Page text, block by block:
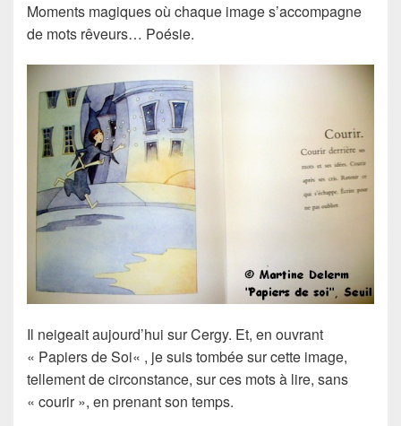
Moments magiques où chaque image s’accompagne
de mots rêveurs… Poésie.
Il neigeait aujourd’hui sur Cergy. Et, en ouvrant
« Papiers de Soi« , je suis tombée sur cette image,
tellement de circonstance, sur ces mots à lire, sans
« courir », en prenant son temps.